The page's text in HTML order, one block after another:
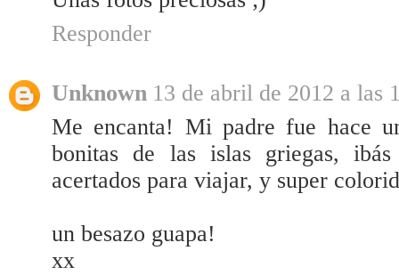
Responder
Unknown 13 de abril de 2012 a las
Me encanta! Mi padre fue hace
bonitas de las islas griegas,
acertados para viajar, y super
un besazo guapa!
xx